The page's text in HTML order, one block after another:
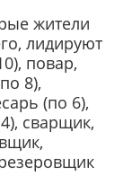
жители
лидируют
повар,
8),
(по 6),
сварщик,